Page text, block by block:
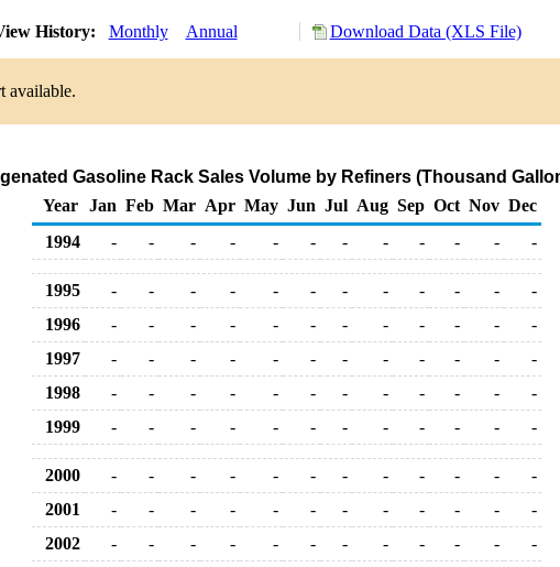
History: Monthly Annual Download Data (XLS File)
available.
Gasoline Rack Sales Volume by Refiners (Thousand
Year
Jan Feb Mar Apr May Jun Jul Aug Sep Oct Nov Dec
1994
- - - - - - - - - - - -
1995 - - - - - - - - - - -
-
1996
- - - - - - - - - - -
-
1997
- - - - - - - - - - -
-
1998
- - - - - - - - - - -
-
1999
- - - - - - - - - - - -
2000 - - - - - - - - - - -
-
2001
- - - - - - - - - - -
-
2002
- - - - - - - - - - -
-